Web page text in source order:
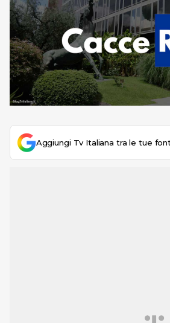
Aggiungi Tv Italiana tra le tue